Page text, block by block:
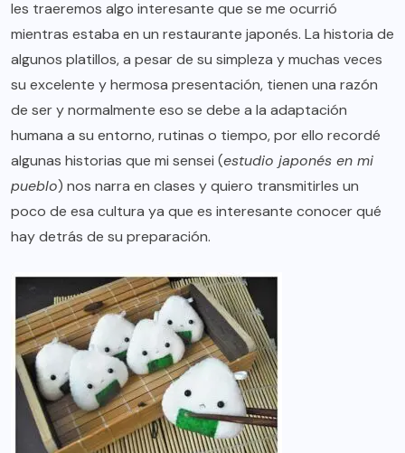
les traeremos algo interesante que se me ocurrió
mientras estaba en un restaurante japonés. La historia de
algunos platillos, a pesar de su simpleza y muchas veces
su excelente y hermosa presentación, tienen una razón
de ser y normalmente eso se debe a la adaptación
humana a su entorno, rutinas o tiempo, por ello recordé
algunas historias que mi sensei (estudio japonés en mi
pueblo) nos narra en clases y quiero transmitirles un
poco de esa cultura ya que es interesante conocer qué
hay detrás de su preparación.